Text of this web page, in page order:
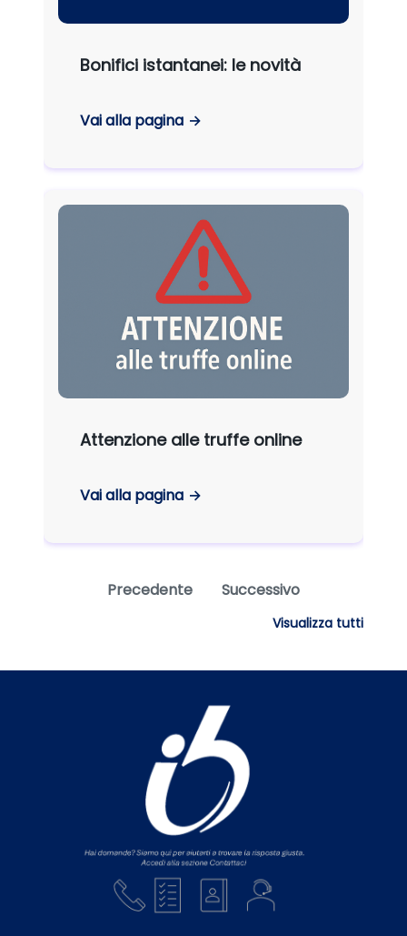
Bonifici istantanei: le novità
Vai alla pagina
Attenzione alle truffe online
Vai alla pagina
Precedente Successivo
Visualizza tutti